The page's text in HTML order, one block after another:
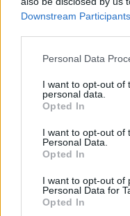
Downstream Participants
Personal Data
I want to opt-out of
personal data.
Opted In
I want to opt-out of
Personal Data.
Opted In
I want to opt-out of
Personal Data for
Opted In
244 motorbyte
Senaste inlägget av
Motorteknik
Senaste inlägget av
Motorvärmare?
Senaste inlägget av
Inget
(Golf V 1.6)
Senaste inlägget av